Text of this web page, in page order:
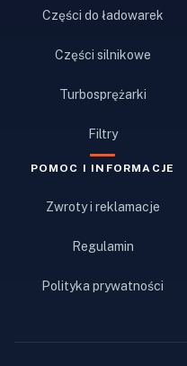
Części do ładowarek
Części silnikowe
Turbosprężarki
Filtry
POMOC I INFORMACJE
Zwroty i reklamacje
Regulamin
Polityka prywatności